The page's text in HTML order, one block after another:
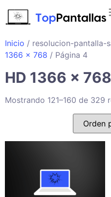
Inicio / resolucion-pantalla-
1366 x 768 / Página 4
HD 1366 x 768
Mostrando 121–160 de 329